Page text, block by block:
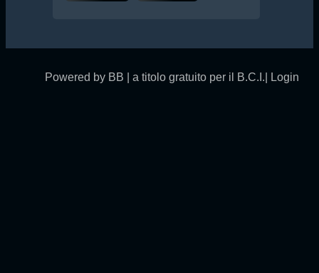
Powered by BB | a titolo gratuito per il B.C.I.| Login